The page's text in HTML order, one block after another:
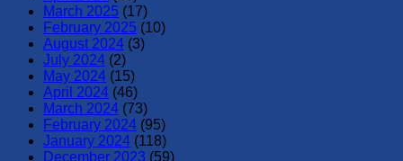
March 2025 (17)
February 2025 (10)
August 2024 (3)
July 2024 (2)
May 2024 (15)
April 2024 (46)
March 2024 (73)
February 2024 (95)
January 2024 (118)
December 2023 (59)